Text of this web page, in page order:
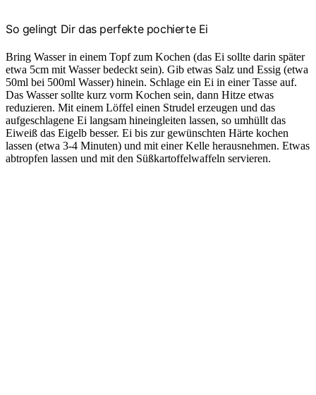
So gelingt Dir das perfekte pochierte Ei
Bring Wasser in einem Topf zum Kochen (das Ei sollte darin später
etwa 5cm mit Wasser bedeckt sein). Gib etwas Salz und Essig (etwa
50ml bei 500ml Wasser) hinein. Schlage ein Ei in einer Tasse auf.
Das Wasser sollte kurz vorm Kochen sein, dann Hitze etwas
reduzieren. Mit einem Löffel einen Strudel erzeugen und das
aufgeschlagene Ei langsam hineingleiten lassen, so umhüllt das
Eiweiß das Eigelb besser. Ei bis zur gewünschten Härte kochen
lassen (etwa 3-4 Minuten) und mit einer Kelle herausnehmen. Etwas
abtropfen lassen und mit den Süßkartoffelwaffeln servieren.